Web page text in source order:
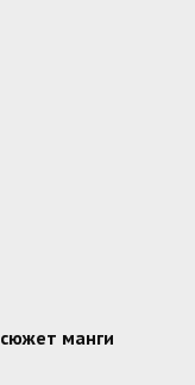
манги